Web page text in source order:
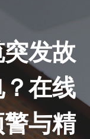
发故
在线
与精